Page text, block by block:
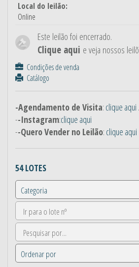
Local do leilão:
Online
Este leilão foi encerrado.
Clique aqui e veja nossos
Condições de venda
Catálogo
-Agendamento de Visita: clique aqui .
--Instagram:clique aqui
--Quero Vender no Leilão: clique aqui
54 LOTES